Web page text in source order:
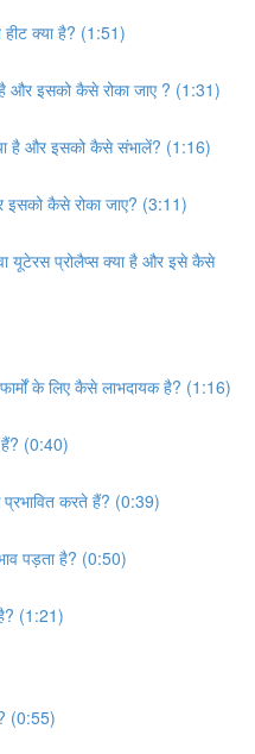
क्या है? (1:51)
और इसको कैसे रोका जाए ? (1:31)
है और इसको कैसे संभालें? (1:16)
इसको कैसे रोका जाए? (3:11)
यूटेरस प्रोलैप्स क्या है और इसे कैसे
के लिए कैसे लाभदायक है? (1:16)
हैं? (0:40)
करते हैं? (0:39)
पड़ता है? (0:50)
(1:21)
(0:55)